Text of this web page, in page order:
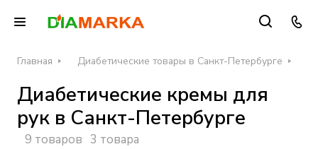
Главная Диабетические товары в Санкт-Петербурге
Диабетические кремы для
рук в Санкт-Петербурге
9 товаров 3 товара